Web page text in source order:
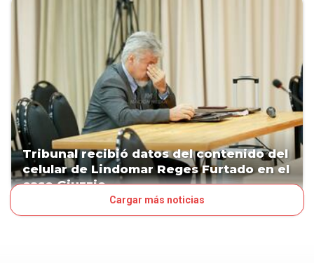
Tribunal recibió datos del contenido del
celular de Lindomar Reges Furtado en el
caso Giuzzio
Cargar más noticias